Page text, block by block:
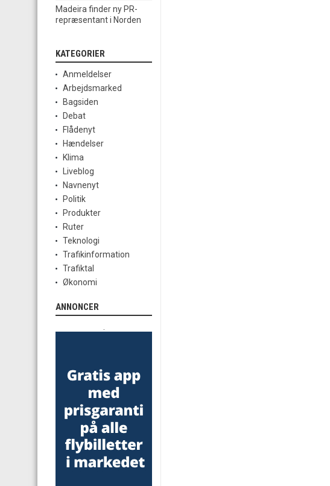
Madeira finder ny PR-
repræsentant i Norden
KATEGORIER
Anmeldelser
Arbejdsmarked
Bagsiden
Debat
Flådenyt
Hændelser
Klima
Liveblog
Navnenyt
Politik
Produkter
Ruter
Teknologi
Trafikinformation
Trafiktal
Økonomi
ANNONCER